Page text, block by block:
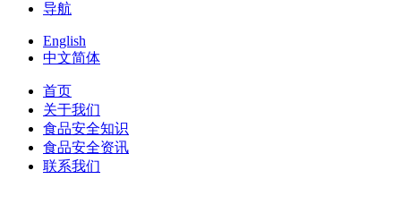
导航
English
中文简体
首页
关于我们
食品安全知识
食品安全资讯
联系我们